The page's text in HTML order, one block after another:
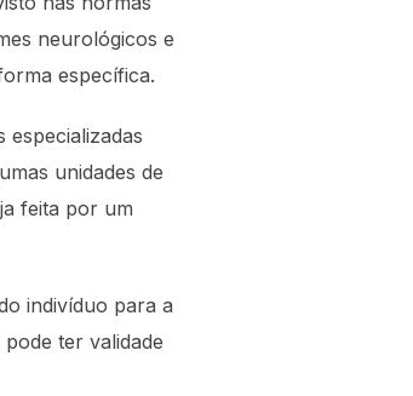
neurológicos e
específica.
unidades de
feita por um
indivíduo para a
ter validade